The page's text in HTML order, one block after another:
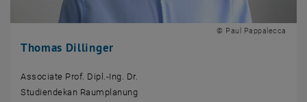
Thomas Dillinger
© Paul Pappalecca
Associate Prof. Dipl.-Ing. Dr.
Studiendekan Raumplanung